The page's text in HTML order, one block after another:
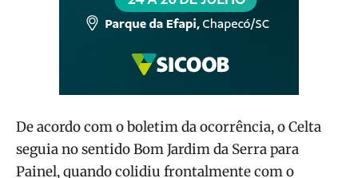
De acordo com o boletim da ocorrência, o Celta
seguia no sentido Bom Jardim da Serra para
Painel, quando colidiu frontalmente com o